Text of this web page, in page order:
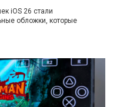
iOS 26 стали
обложки, которые